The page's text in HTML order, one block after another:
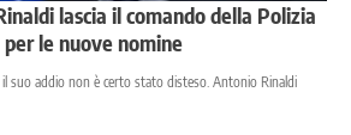
lascia il comando della Polizia
le nuove nomine
suo addio non è certo stato disteso. Antonio Rinaldi